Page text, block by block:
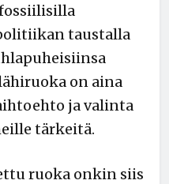
taustalla
on aina
ja valinta
tärkeitä.
ruoka onkin siis